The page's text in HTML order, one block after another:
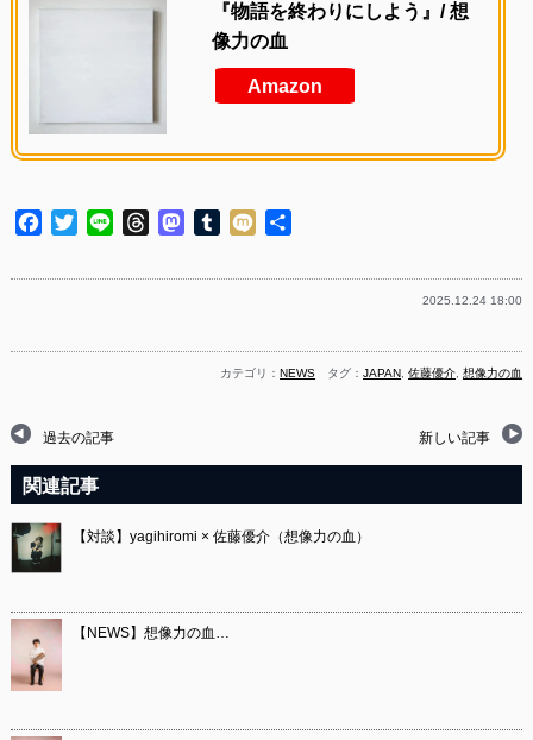
『物語を終わりにしよう』/ 想
像力の血
Amazon
Facebook
TwitterLine ThreadsMastodon
Tumblr
Mixi
2025.12.24 18:00
カテゴリ：NEWS タグ：JAPAN ,佐藤優介 ,想像力の血
過去の記事 新しい記事
関連記事
【対談】yagihiromi × 佐藤優介（想像力の血）
【NEWS】想像力の血…